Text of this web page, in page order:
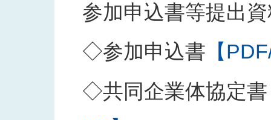
参加申込書等提出
◇参加申込書 【
◇共同企業体協定書